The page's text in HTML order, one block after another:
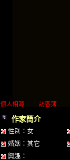
個人相簿 訪客簿
作家簡介
性別：女
婚姻：其它
興趣：